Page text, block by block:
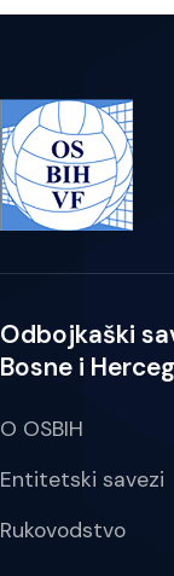
Odbojkaški
Bosne i
O OSBIH
Entitetski savezi
Rukovodstvo